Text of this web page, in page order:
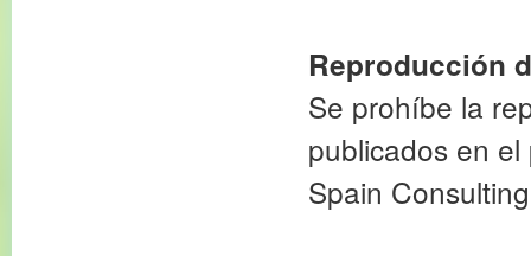
Reproducción
Se prohíbe la
publicados en
Spain